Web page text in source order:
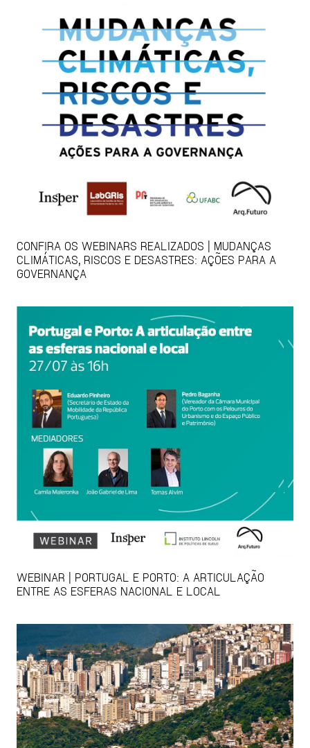
CONFIRA OS WEBINARS REALIZADOS | MUDANÇAS
CLIMÁTICAS, RISCOS E DESASTRES: AÇÕES PARA A
GOVERNANÇA
WEBINAR | PORTUGAL E PORTO: A ARTICULAÇÃO
ENTRE AS ESFERAS NACIONAL E LOCAL